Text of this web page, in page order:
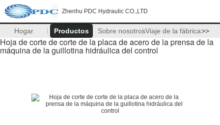
Zhenhu PDC Hydraulic CO.,LTD
Hogar Productos Sobre nosotrosViaje de la fábrica>>
Hoja de corte de corte de la placa de acero de la prensa de la
máquina de la guillotina hidráulica del control